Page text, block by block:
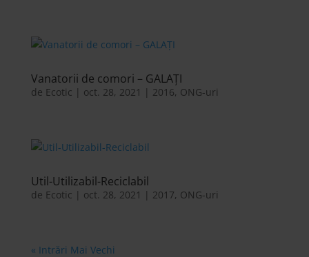
Vanatorii de comori – GALAȚI
de Ecotic | oct. 28, 2021 | 2016, ONG-uri
Util-Utilizabil-Reciclabil
de Ecotic | oct. 28, 2021 | 2017, ONG-uri
« Intrări Mai Vechi